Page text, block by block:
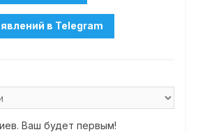
Ваш будет первым!